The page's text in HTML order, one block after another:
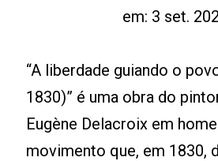
em: 3 set.
“A liberdade guiando o
1830)” é uma obra do
Eugène Delacroix em
movimento que, em 1830,